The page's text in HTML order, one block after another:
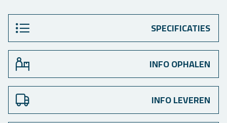
SPECIFICATIES
INFO OPHALEN
INFO LEVEREN